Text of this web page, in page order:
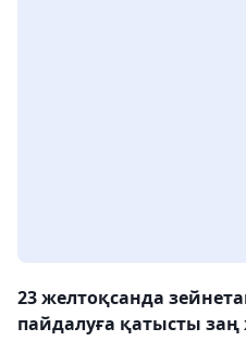
23 желтоқсанда
пайдалуға қатысты